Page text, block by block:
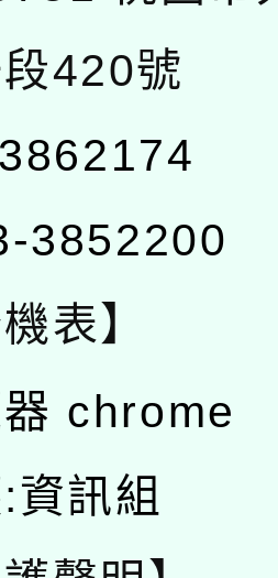
420號
3852200
表】
chrome
資訊組